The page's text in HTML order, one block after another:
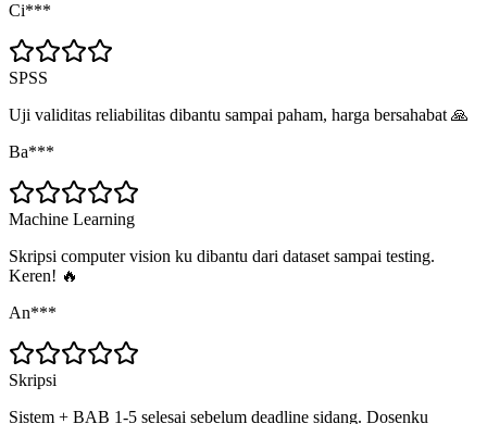
Ci***
SPSS
Uji validitas reliabilitas dibantu sampai paham, harga bersahabat 🙏
Ba***
Machine Learning
Skripsi computer vision ku dibantu dari dataset sampai testing.
Keren! 🔥
An***
Skripsi
Sistem + BAB 1-5 selesai sebelum deadline sidang. Dosenku